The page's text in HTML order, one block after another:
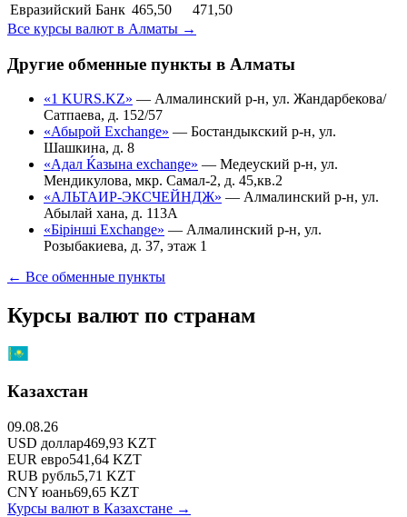
Евразийский Банк 465,50
471,50
Все курсы валют в Алматы →
Другие обменные пункты в Алматы
«1 KURS.KZ» — Алмалинский р-н, ул. Жандарбекова/
Сатпаева, д. 152/57
«Абырой Exchange» — Бостандыкский р-н, ул.
Шашкина, д. 8
«Адал Ќазына exchange» — Медеуский р-н, ул.
Мендикулова, мкр. Самал-2, д. 45,кв.2
«АЛЬТАИР-ЭКСЧЕЙНДЖ» — Алмалинский р-н, ул.
Абылай хана, д. 113А
«Бірінші Exchange» — Алмалинский р-н, ул.
Розыбакиева, д. 37, этаж 1
← Все обменные пункты
Курсы валют по странам
Казахстан
09.08.26
USD доллар469,93 KZT
EUR евро541,64 KZT
RUB рубль5,71 KZT
CNY юань69,65 KZT
Курсы валют в Казахстане →